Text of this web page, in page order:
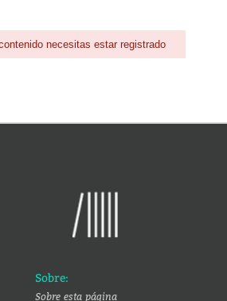
necesitas estar registrado
Sobre:
Sobre esta página